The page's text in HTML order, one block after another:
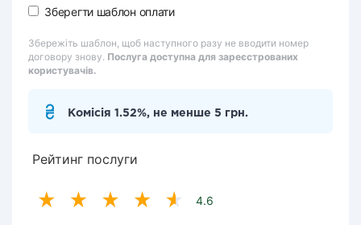
Зберегти шаблон оплати
Збережіть шаблон, щоб наступного разу не вводити номер
договору знову. Послуга доступна для зареєстрованих
користувачів.
Комісія 1.52%, не менше 5 грн.
Рейтинг послуги
4.6